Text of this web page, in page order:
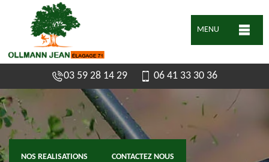
MENU
03 59 28 14 29 06 41 33 30 36
NOS REALISATIONS CONTACTEZ NOUS